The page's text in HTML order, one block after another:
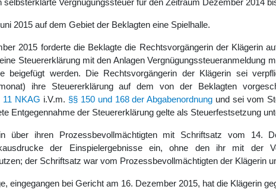
selbsterklärte Vergnügungssteuer für den Zeitraum Dezember 2014
2015 auf dem Gebiet der Beklagten eine Spielhalle.
2015 forderte die Beklagte die Rechtsvorgängerin der Klägerin
Steuererklärung mit den Anlagen Vergnügungssteueranmeldung
beigefügt werden. Die Rechtsvorgängerin der Klägerin sei
ihre Steuererklärung auf dem von der Beklagten
11 NKAG i.V.m. §§ 150 und 168 der Abgabenordnung und sei vom
Entgegennahme der Steuererklärung gelte als Steuerfestsetzung
über ihren Prozessbevollmächtigten mit Schriftsatz vom 14.
der Einspielergebnisse ein, ohne den ihr mit der
der Schriftsatz war vom Prozessbevollmächtigten der Klägerin
eingegangen bei Gericht am 16. Dezember 2015, hat die Klägerin